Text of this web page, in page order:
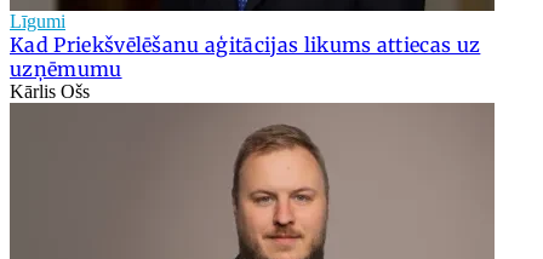
Līgumi
Kad Priekšvēlēšanu aģitācijas likums attiecas uz
uzņēmumu
Kārlis Ošs